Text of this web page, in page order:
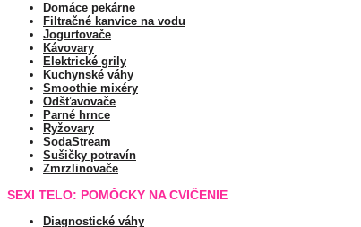
Domáce pekárne
Filtračné kanvice na vodu
Jogurtovače
Kávovary
Elektrické grily
Kuchynské váhy
Smoothie mixéry
Odšťavovače
Parné hrnce
Ryžovary
SodaStream
Sušičky potravín
Zmrzlinovače
SEXI TELO: POMÔCKY NA CVIČENIE
Diagnostické váhy